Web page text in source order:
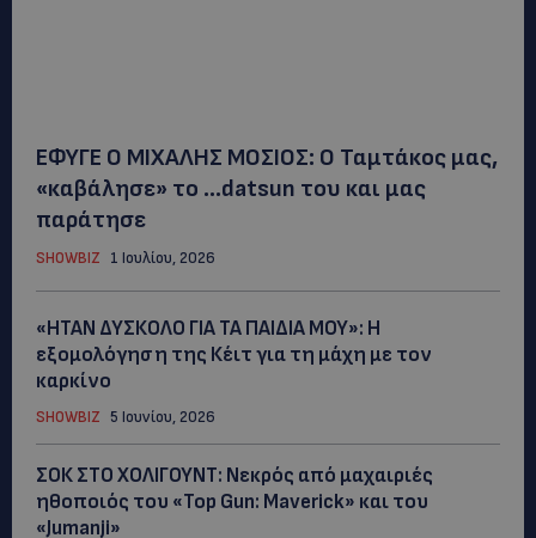
ΕΦΥΓΕ Ο ΜΙΧΑΛΗΣ ΜΟΣΙΟΣ: Ο Ταμτάκος μας,
«καβάλησε» το …datsun του και μας
παράτησε
SHOWBIZ 1 Ιουλίου, 2026
«ΗΤΑΝ ΔΥΣΚΟΛΟ ΓΙΑ ΤΑ ΠΑΙΔΙΑ ΜΟΥ»: Η
εξομολόγηση της Κέιτ για τη μάχη με τον
καρκίνο
SHOWBIZ 5 Ιουνίου, 2026
ΣΟΚ ΣΤΟ ΧΟΛΙΓΟΥΝΤ: Νεκρός από μαχαιριές
ηθοποιός του «Top Gun: Maverick» και του
«Jumanji»